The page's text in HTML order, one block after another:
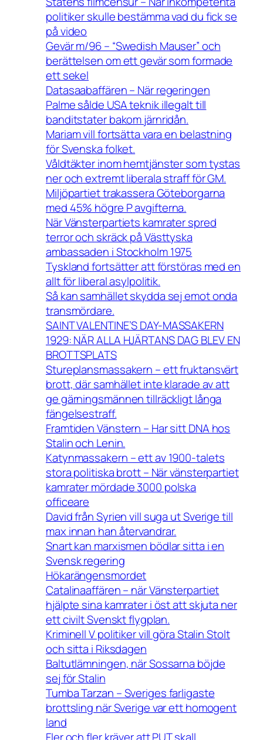
politiker skulle bestämma vad du fick se
på video
Gevär m/96 – “Swedish Mauser” och
berättelsen om ett gevär som formade
ett sekel
Datasaabaffären – När regeringen
Palme sålde USA teknik illegalt till
banditstater bakom järnridån.
Mariam vill fortsätta vara en belastning
för Svenska folket.
Våldtäkter inom hemtjänster som tystas
ner och extremt liberala straff för GM.
Miljöpartiet trakassera Göteborgarna
med 45% högre P avgifterna.
När Vänsterpartiets kamrater spred
terror och skräck på Västtyska
ambassaden i Stockholm 1975
Tyskland fortsätter att förstöras med en
allt för liberal asylpolitik.
Så kan samhället skydda sej emot onda
transmördare.
SAINT VALENTINE’S DAY-MASSAKERN
1929: NÄR ALLA HJÄRTANS DAG BLEV EN
BROTTSPLATS
Stureplansmassakern – ett fruktansvärt
brott, där samhället inte klarade av att
ge gärningsmännen tillräckligt långa
fängelsestraff.
Framtiden Vänstern – Har sitt DNA hos
Stalin och Lenin.
Katynmassakern – ett av 1900-talets
stora politiska brott – När vänsterpartiet
kamrater mördade 3000 polska
officeare
David från Syrien vill suga ut Sverige till
max innan han återvandrar.
Snart kan marxismen bödlar sitta i en
Svensk regering
Hökarängensmordet
Catalinaaffären – när Vänsterpartiet
hjälpte sina kamrater i öst att skjuta ner
ett civilt Svenskt flygplan.
Kriminell V politiker vill göra Stalin Stolt
och sitta i Riksdagen
Baltutlämningen, när Sossarna böjde
sej för Stalin
Tumba Tarzan – Sveriges farligaste
brottsling när Sverige var ett homogent
land